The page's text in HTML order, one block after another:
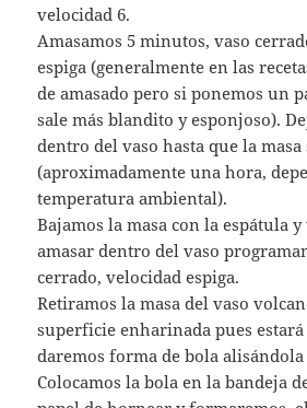
velocidad 6.
Amasamos 5 minutos, vaso
espiga (generalmente en las
de amasado pero si ponemos un
sale más blandito y esponjoso).
dentro del vaso hasta que la masa
(aproximadamente una hora,
temperatura ambiental).
Bajamos la masa con la espátula
amasar dentro del vaso
cerrado, velocidad espiga.
Retiramos la masa del vaso
superficie enharinada pues
daremos forma de bola alisándola
Colocamos la bola en la bandeja